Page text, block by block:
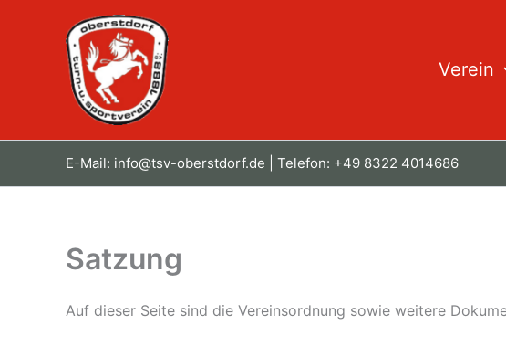
Verein
E-Mail: info@tsv-oberstdorf.de | Telefon: +49 8322 4014686
Satzung
Auf dieser Seite sind die Vereinsordnung sowie weitere